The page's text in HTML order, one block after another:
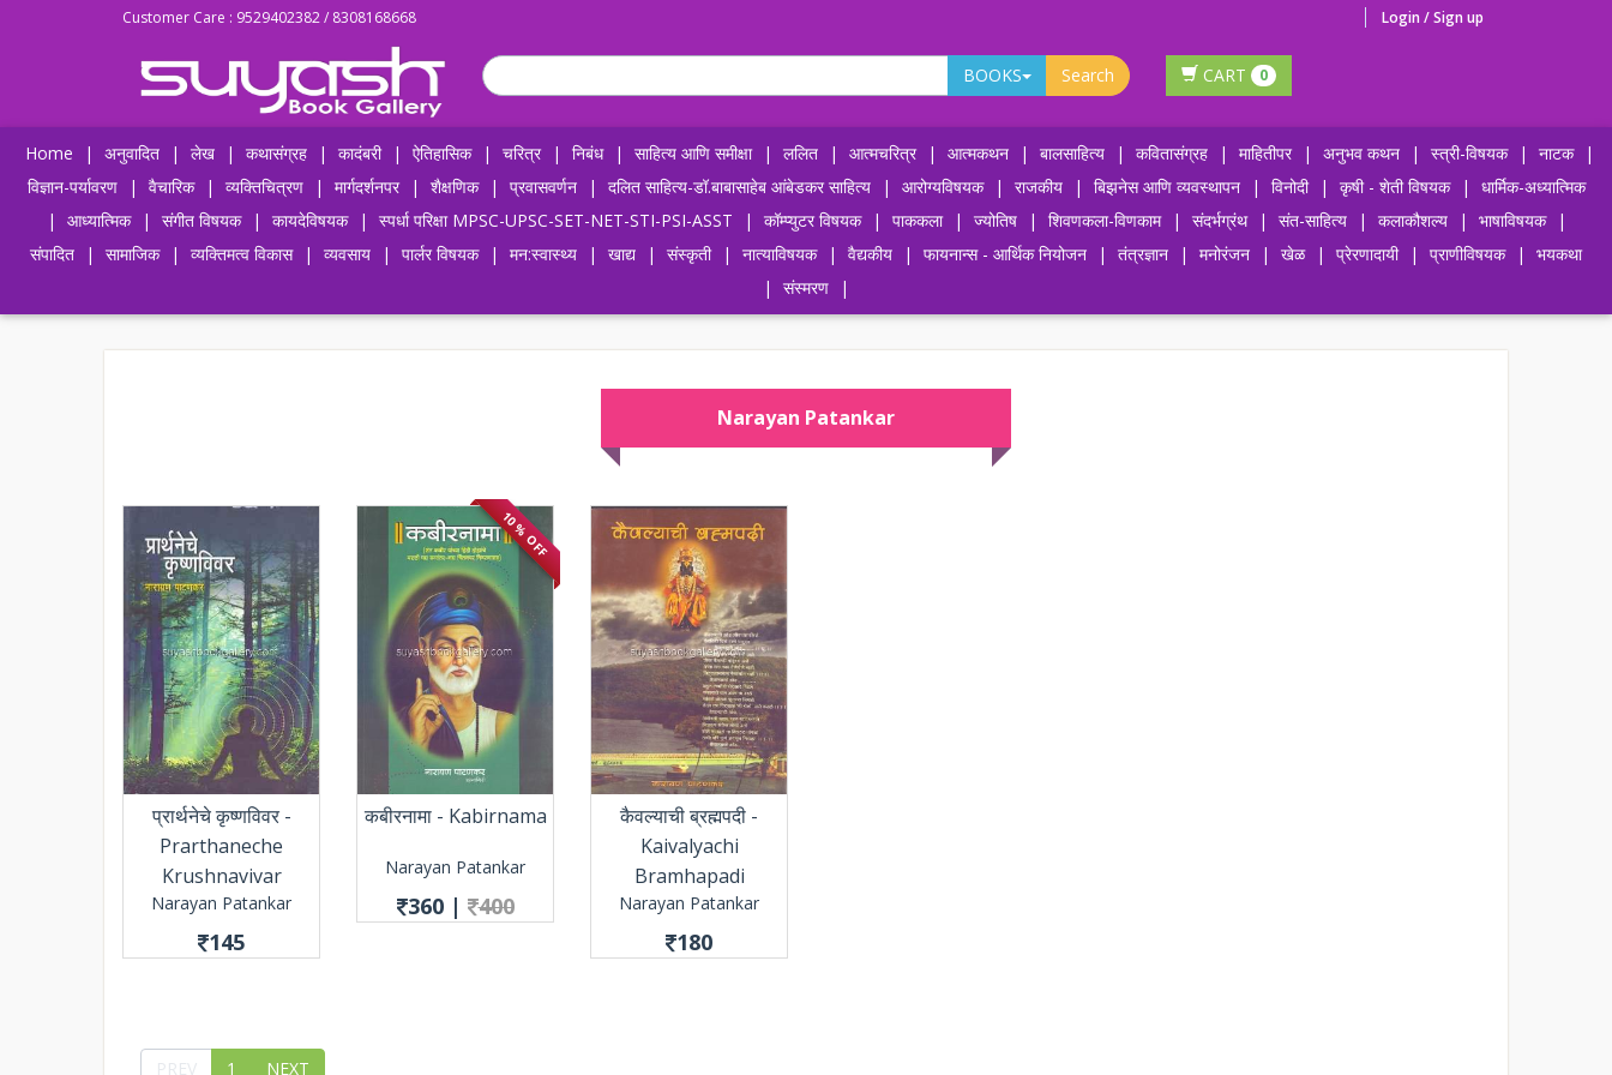
Customer Care : 9529402382 / 8308168668 Login / Sign up
BOOKS Search CART 0
Home | अनुवादित | लेख | कथासंग्रह | कादंबरी | ऐतिहासिक | चरित्र | निबंध | साहित्य आणि समीक्षा | ललित | आत्मचरित्र | आत्मकथन | बालसाहित्य | कवितासंग्रह | माहितीपर | अनुभव कथन | स्त्री-विषयक | नाटक
|
विज्ञान-पर्यावरण
| वैचारिक | व्यक्तिचित्रण | मार्गदर्शनपर | शैक्षणिक | प्रवासवर्णन | दलित साहित्य-डॉ.बाबासाहेब आंबेडकर साहित्य | आरोग्यविषयक | राजकीय | बिझनेस आणि व्यवस्थापन | विनोदी | कृषी - शेती विषयक |
धार्मिक-अध्यात्मिक
|
आध्यात्मिक | संगीत विषयक | कायदेविषयक | स्पर्धा परिक्षा MPSC-UPSC-SET-NET-STI-PSI-ASST | कॉम्प्युटर विषयक | पाककला | ज्योतिष | शिवणकला-विणकाम | संदर्भग्रंथ | संत-साहित्य | कलाकौशल्य | भाषाविषयक
|
संपादित
| सामाजिक | व्यक्तिमत्व विकास | व्यवसाय | पार्लर विषयक | मन:स्वास्थ्य | खाद्य | संस्कृती | नात्याविषयक | वैद्यकीय | फायनान्स - आर्थिक नियोजन | तंत्रज्ञान | मनोरंजन | खेळ | प्रेरणादायी | प्राणीविषयक |
भयकथा
|
संस्मरण |
Narayan Patankar
प्रार्थनेचे कृष्णविवर -
Prarthaneche
Krushnavivar
Narayan Patankar
145
10 % OFF
कबीरनामा - Kabirnama
Narayan Patankar
360 | 400
कैवल्याची ब्रह्मपदी -
Kaivalyachi
Bramhapadi
Narayan Patankar
180
PREV 1 NEXT